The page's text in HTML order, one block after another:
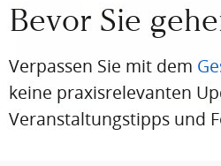
FORTBILDUNG
Bevor Sie
Verpassen Sie mit dem
keine praxisrelevanten
Veranstaltungstipps und